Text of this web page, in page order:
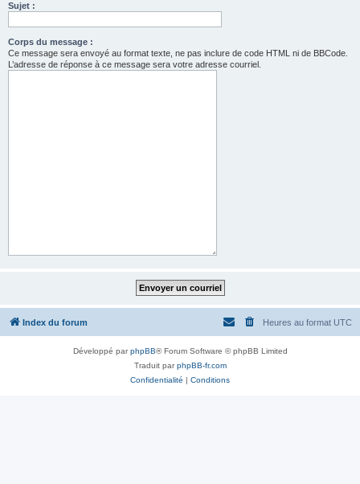
Sujet :
Corps du message :
Ce message sera envoyé au format texte, ne pas inclure de code HTML ni de BBCode.
L’adresse de réponse à ce message sera votre adresse courriel.
Index du forum Heures au format UTC
Développé parphpBB® Forum Software © phpBB Limited
Traduit parphpBB-fr.com
Confidentialité | Conditions